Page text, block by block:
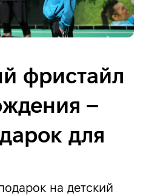
фристайл
–
для
на детский